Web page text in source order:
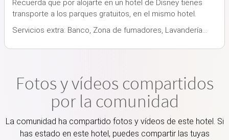
Recuerda que por alojarte en un hotel de Disney tienes
transporte a los parques gratuitos, en el mismo hotel.
Servicios extra: Banco, Zona de fumadores, Lavandería...
Fotos y vídeos compartidos
por la comunidad
La comunidad ha compartido fotos y vídeos de este hotel. Si
has estado en este hotel, puedes compartir las tuyas